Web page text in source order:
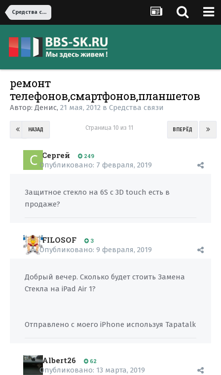
Средства связи
ремонт
телефонов,смартфонов,планшетов
Автор: Денис, 21 мая, 2012 в Средства связи
НАЗАД ВПЕРЁД
Страница 10 из 11
Сергей 249
Опубликовано: 7 февраля, 2019
Защитное стекло на 6S с 3D touch есть в
продаже?
FILOSOF 3
Опубликовано: 9 февраля, 2019
Добрый вечер. Сколько будет стоить Замена
Стекла на iPad Air 1?
Отправлено с моего iPhone используя Tapatalk
Albert26 62
Опубликовано: 13 марта, 2019